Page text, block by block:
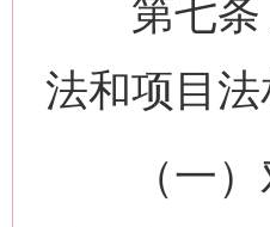
第七条
法和项目
（一）对